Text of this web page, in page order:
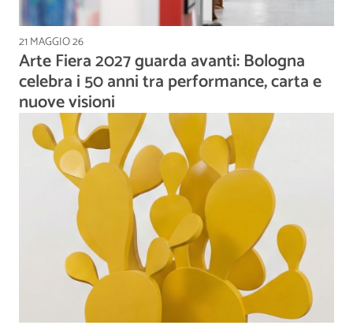
21 MAGGIO 26
Arte Fiera 2027 guarda avanti: Bologna
celebra i 50 anni tra performance, carta e
nuove visioni